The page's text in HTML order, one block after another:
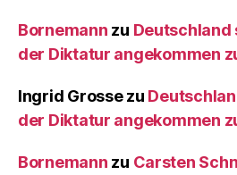
Bornemann zu Deutschland
der Diktatur angekommen
Ingrid Grossezu
der Diktatur angekommen
Bornemann zu Carsten